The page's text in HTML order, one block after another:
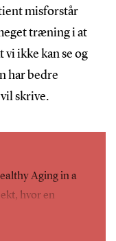
misforstår
træning i at
ikke kan se og
har bedre
skrive.
Aging in a
hvor en
sundhed.